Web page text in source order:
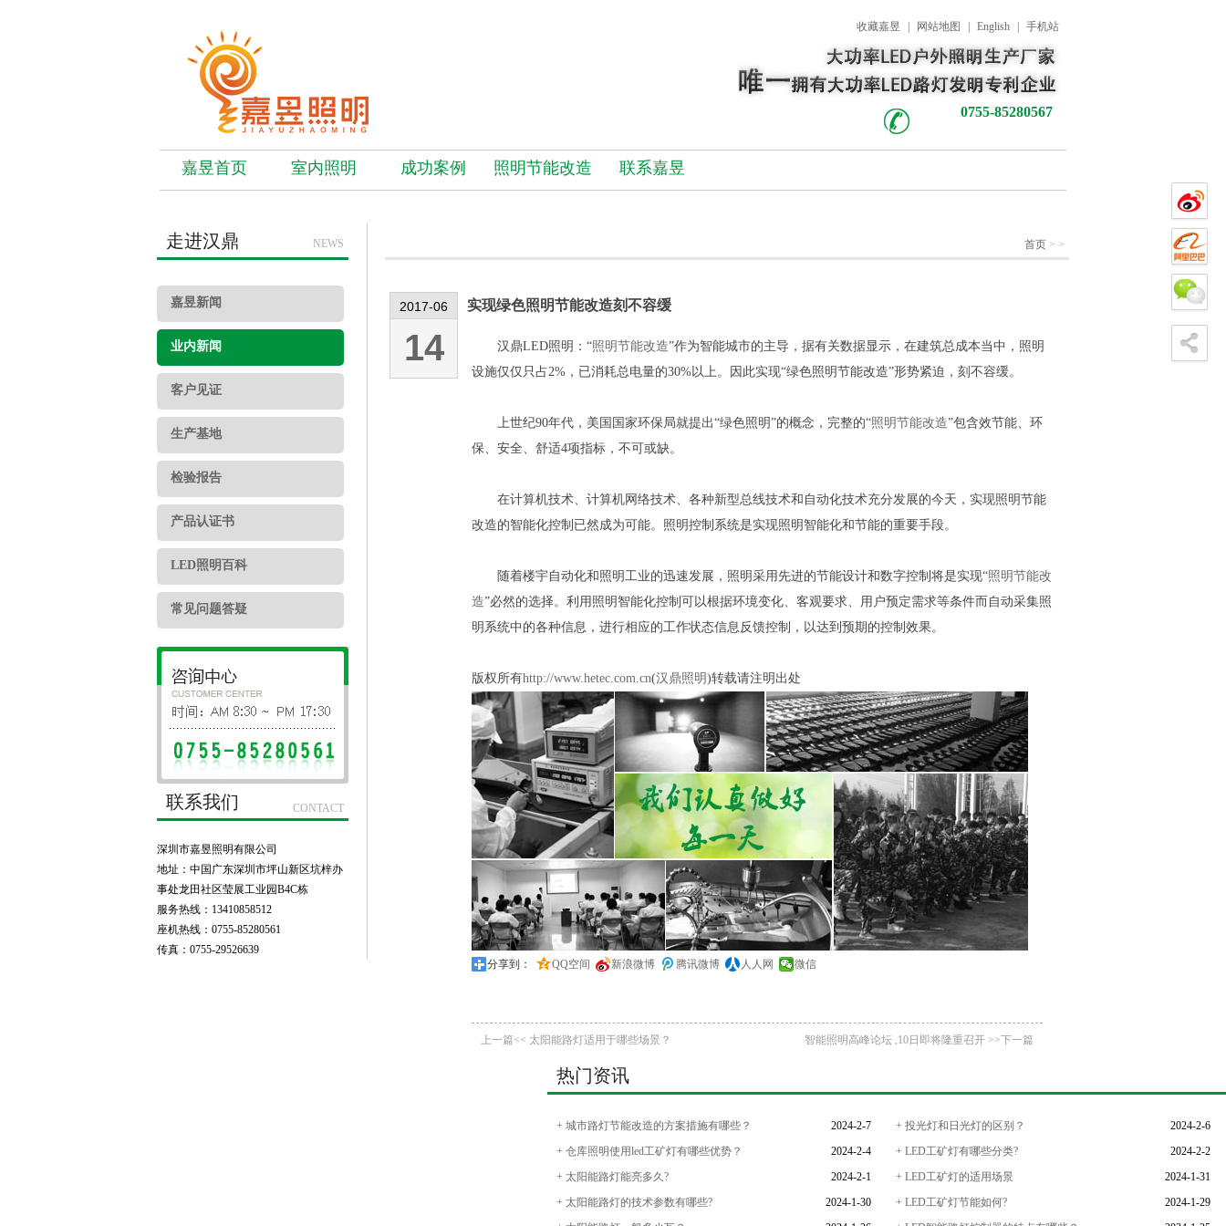
收藏嘉昱 网站地图 English 手机站
0755-85280567
嘉昱首页 室内照明 成功案例 照明节能改造 联系嘉昱
首页 > >
2017-06
14
实现绿色照明节能改造刻不容缓
汉鼎LED照明：“照明节能改造”作为智能城市的主导，据有关数据显示，在建筑总成本当中，照明
设施仅仅只占2%，已消耗总电量的30%以上。因此实现“绿色照明节能改造”形势紧迫，刻不容缓。
上世纪90年代，美国国家环保局就提出“绿色照明”的概念，完整的“照明节能改造”包含效节能、环
保、安全、舒适4项指标，不可或缺。
在计算机技术、计算机网络技术、各种新型总线技术和自动化技术充分发展的今天，实现照明节能
改造的智能化控制已然成为可能。照明控制系统是实现照明智能化和节能的重要手段。
随着楼宇自动化和照明工业的迅速发展，照明采用先进的节能设计和数字控制将是实现“照明节能改
造”必然的选择。利用照明智能化控制可以根据环境变化、客观要求、用户预定需求等条件而自动采集照
明系统中的各种信息，进行相应的工作状态信息反馈控制，以达到预期的控制效果。
版权所有http://www.hetec.com.cn(汉鼎照明)转载请注明出处
分享到： QQ空间 新浪微博 腾讯微博 人人网 微信
上一篇<< 太阳能路灯适用于哪些场景？ 智能照明高峰论坛 ,10日即将隆重召开 >>下一篇
走进汉鼎 NEWS
嘉昱新闻
业内新闻
客户见证
生产基地
检验报告
产品认证书
LED照明百科
常见问题答疑
联系我们 CONTACT
深圳市嘉昱照明有限公司
地址：中国广东深圳市坪山新区坑梓办
事处龙田社区莹展工业园B4C栋
服务热线：13410858512
座机热线：0755-85280561
传真：0755-29526639
热门资讯
2024-2-7
+ 城市路灯节能改造的方案措施有哪些？ 2024-2-6
+ 投光灯和日光灯的区别？
2024-2-4
+ 仓库照明使用led工矿灯有哪些优势？ 2024-2-2
+ LED工矿灯有哪些分类?
2024-2-1
+ 太阳能路灯能亮多久? 2024-1-31
+ LED工矿灯的适用场景
2024-1-30
+ 太阳能路灯的技术参数有哪些? 2024-1-29
+ LED工矿灯节能如何?